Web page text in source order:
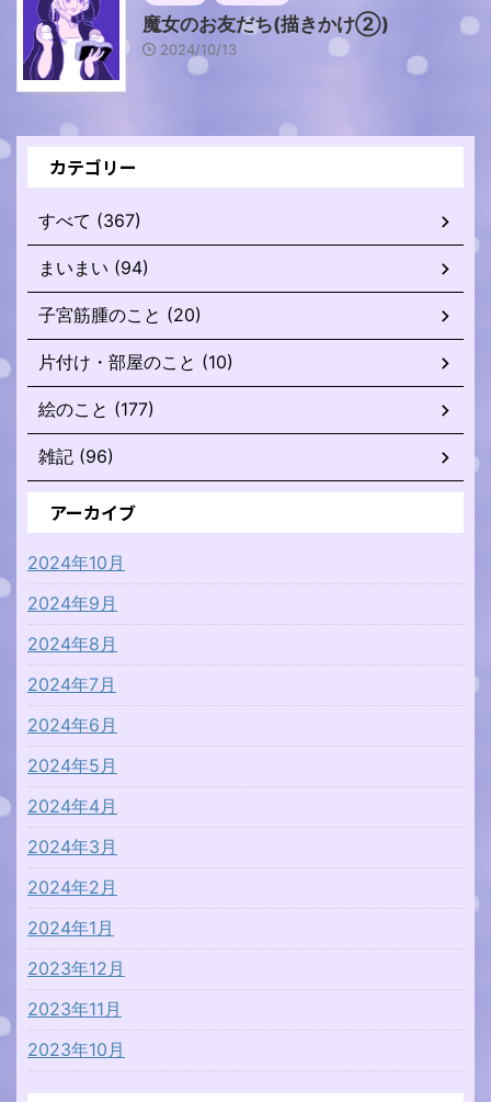
魔女のお友だち(描きかけ②)
2024/10/13
カテゴリー
すべて (367)
まいまい (94)
子宮筋腫のこと (20)
片付け・部屋のこと (10)
絵のこと (177)
雑記 (96)
アーカイブ
2024年10月
2024年9月
2024年8月
2024年7月
2024年6月
2024年5月
2024年4月
2024年3月
2024年2月
2024年1月
2023年12月
2023年11月
2023年10月